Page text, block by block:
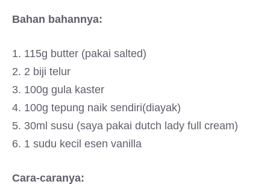
Bahan bahannya:
1. 115g butter (pakai salted)
2. 2 biji telur
3. 100g gula kaster
4. 100g tepung naik sendiri(diayak)
5. 30ml susu (saya pakai dutch lady full cream)
6. 1 sudu kecil esen vanilla
Cara-caranya: